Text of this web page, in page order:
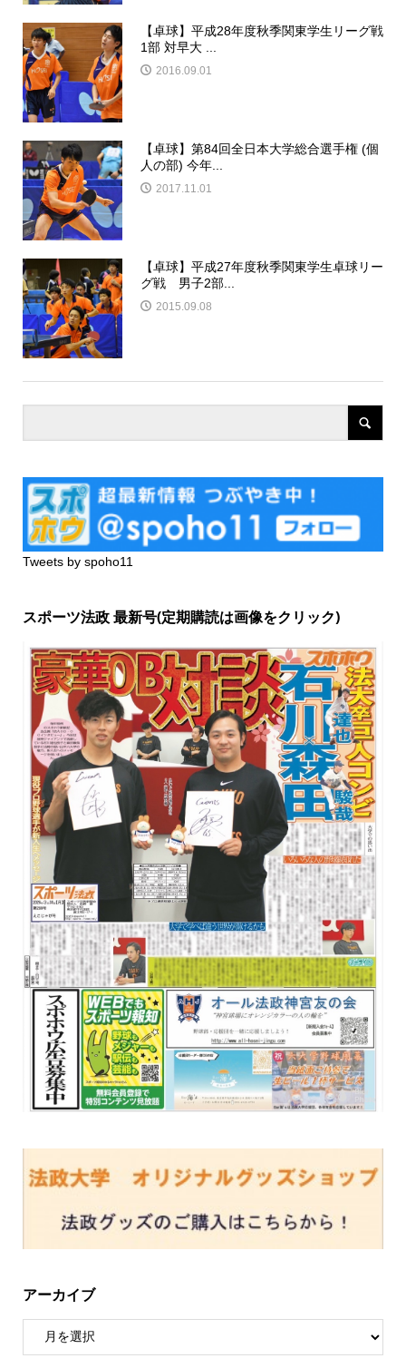
【卓球】平成28年度秋季関東学生リーグ戦
1部 対早大 ...
2016.09.01
【卓球】第84回全日本大学総合選手権 (個
人の部) 今年...
2017.11.01
【卓球】平成27年度秋季関東学生卓球リー
グ戦 男子2部...
2015.09.08
Tweets by spoho11
スポーツ法政 最新号(定期購読は画像をクリック)
アーカイブ